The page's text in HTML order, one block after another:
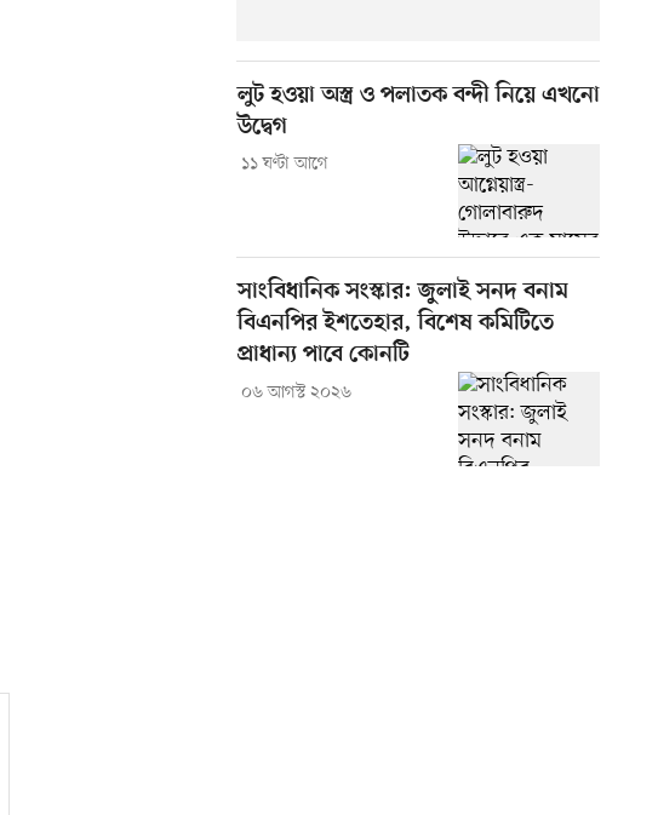
লুট হওয়া অস্ত্র ও পলাতক বন্দী নিয়ে এখনো
উদ্বেগ
১১ ঘণ্টা আগে
সাংবিধানিক সংস্কার: জুলাই সনদ বনাম
বিএনপির ইশতেহার, বিশেষ কমিটিতে
প্রাধান্য পাবে কোনটি
০৬ আগস্ট ২০২৬